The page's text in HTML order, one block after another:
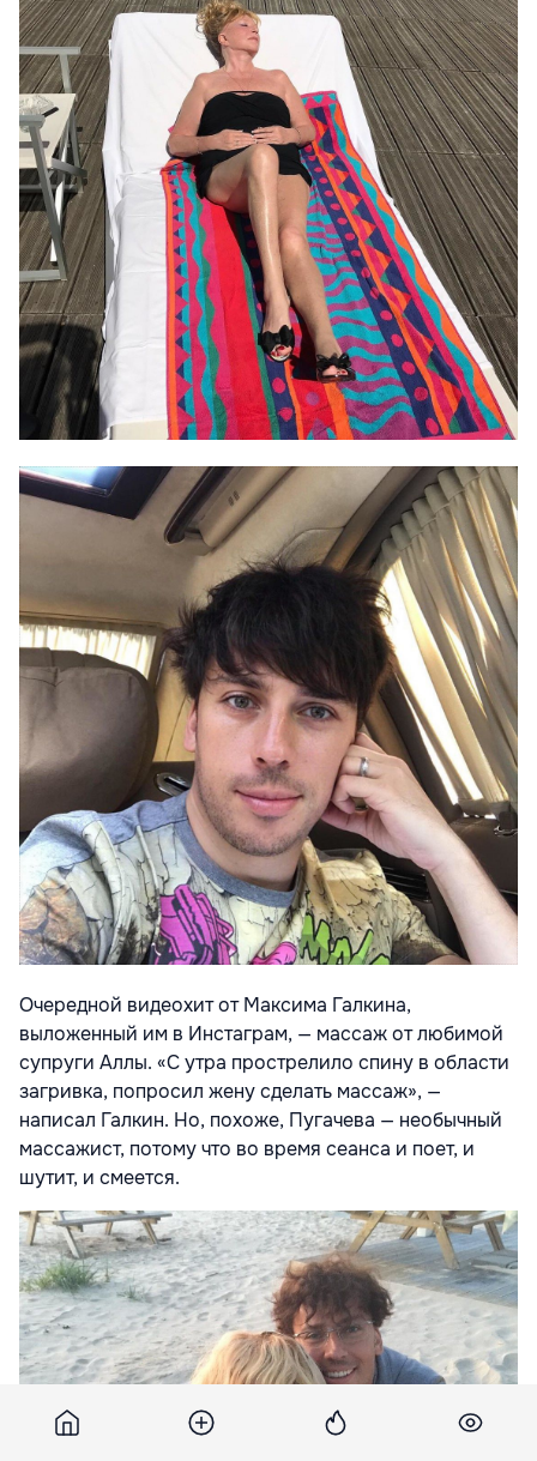
Очередной видеохит от Максима Галкина,
выложенный им в Инстаграм, — массаж от любимой
супруги Аллы. «С утра прострелило спину в области
загривка, попросил жену сделать массаж», —
написал Галкин. Но, похоже, Пугачева — необычный
массажист, потому что во время сеанса и поет, и
шутит, и смеется.